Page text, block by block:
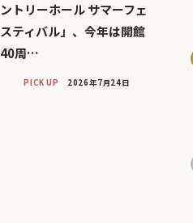
ントリーホール サマーフェ
スティバル」、今年は開館
40周…
PICK UP 2026年7月24日